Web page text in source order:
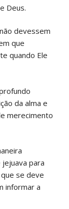
Deus.
devessem
que
quando Ele
da alma e
merecimento
para
se deve
informar a